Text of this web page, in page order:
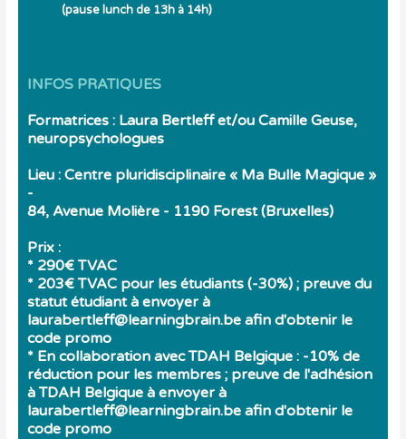
(pause lunch de 13h à 14h)
INFOS PRATIQUES
Formatrices : Laura Bertleff et/ou Camille Geuse,
neuropsychologues
Lieu : Centre pluridisciplinaire « Ma Bulle Magique »
-
84, Avenue Molière - 1190 Forest (Bruxelles)
Prix :
* 290€ TVAC
* 203€ TVAC pour les étudiants (-30%) ; preuve du
statut étudiant à envoyer à
laurabertleff@learningbrain.be afin d'obtenir le
code promo
* En collaboration avec TDAH Belgique : -10% de
réduction pour les membres ; preuve de l'adhésion
à TDAH Belgique à envoyer à
laurabertleff@learningbrain.be afin d'obtenir le
code promo